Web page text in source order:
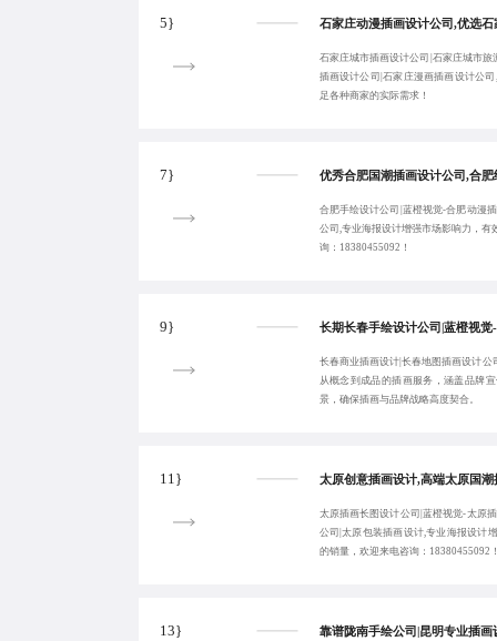
5}
石家庄城市插画设计公司|石家庄城市
插画设计公司|石家庄漫画插画设计公
足各种商家的实际需求！
7}
合肥手绘设计公司|蓝橙视觉-合肥动漫
公司,专业海报设计增强市场影响力，有
询：18380455092！
9}
长春商业插画设计|长春地图插画设计公
从概念到成品的插画服务，涵盖品牌
景，确保插画与品牌战略高度契合。
11}
太原插画长图设计公司|蓝橙视觉-太原
公司|太原包装插画设计,专业海报设计
的销量，欢迎来电咨询：18380455092
13}